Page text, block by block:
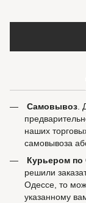
Самовывоз .
наших
самовывоза
Курьером по
решили
Одессе, то
указанному